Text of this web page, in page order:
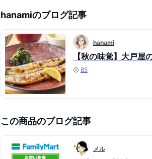
hanamiのブログ記事
hanami
【秋の味覚】大戸屋
85
この商品のブログ記事
メル